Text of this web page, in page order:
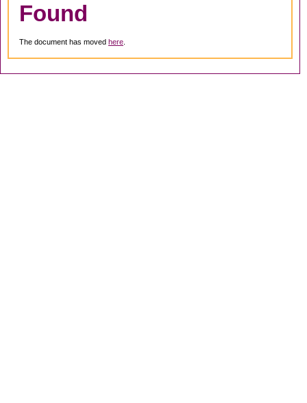
Found
The document has moved here